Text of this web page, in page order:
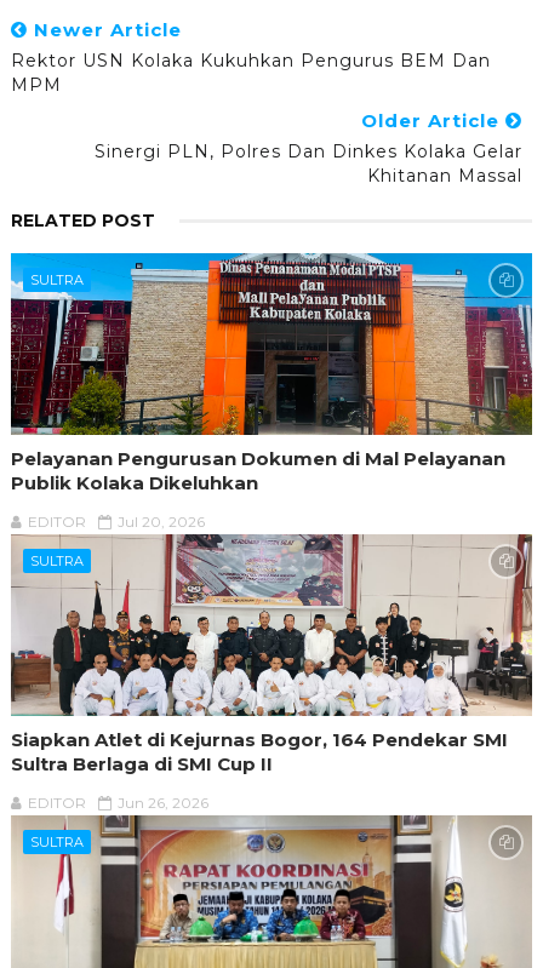
Newer Article
Rektor USN Kolaka Kukuhkan Pengurus BEM Dan
MPM
Older Article
Sinergi PLN, Polres Dan Dinkes Kolaka Gelar
Khitanan Massal
RELATED POST
SULTRA
Pelayanan Pengurusan Dokumen di Mal Pelayanan
Publik Kolaka Dikeluhkan
EDITOR Jul 20, 2026
SULTRA
Siapkan Atlet di Kejurnas Bogor, 164 Pendekar SMI
Sultra Berlaga di SMI Cup II
EDITOR Jun 26, 2026
SULTRA